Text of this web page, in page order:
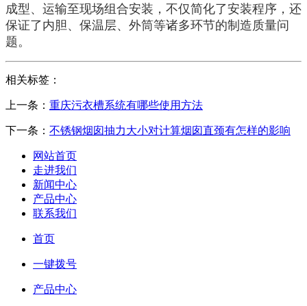
成型、运输至现场组合安装，不仅简化了安装程序，还
保证了内胆、保温层、外筒等诸多环节的制造质量问
题。
相关标签：
上一条： 重庆污衣槽系统有哪些使用方法
下一条： 不锈钢烟囱抽力大小对计算烟囱直颈有怎样的影响
网站首页
走进我们
新闻中心
产品中心
联系我们
首页
一键拨号
产品中心